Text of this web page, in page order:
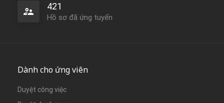
421
Hồ sơ đã ứng tuyển
Dành cho ứng viên
Duyệt công việc